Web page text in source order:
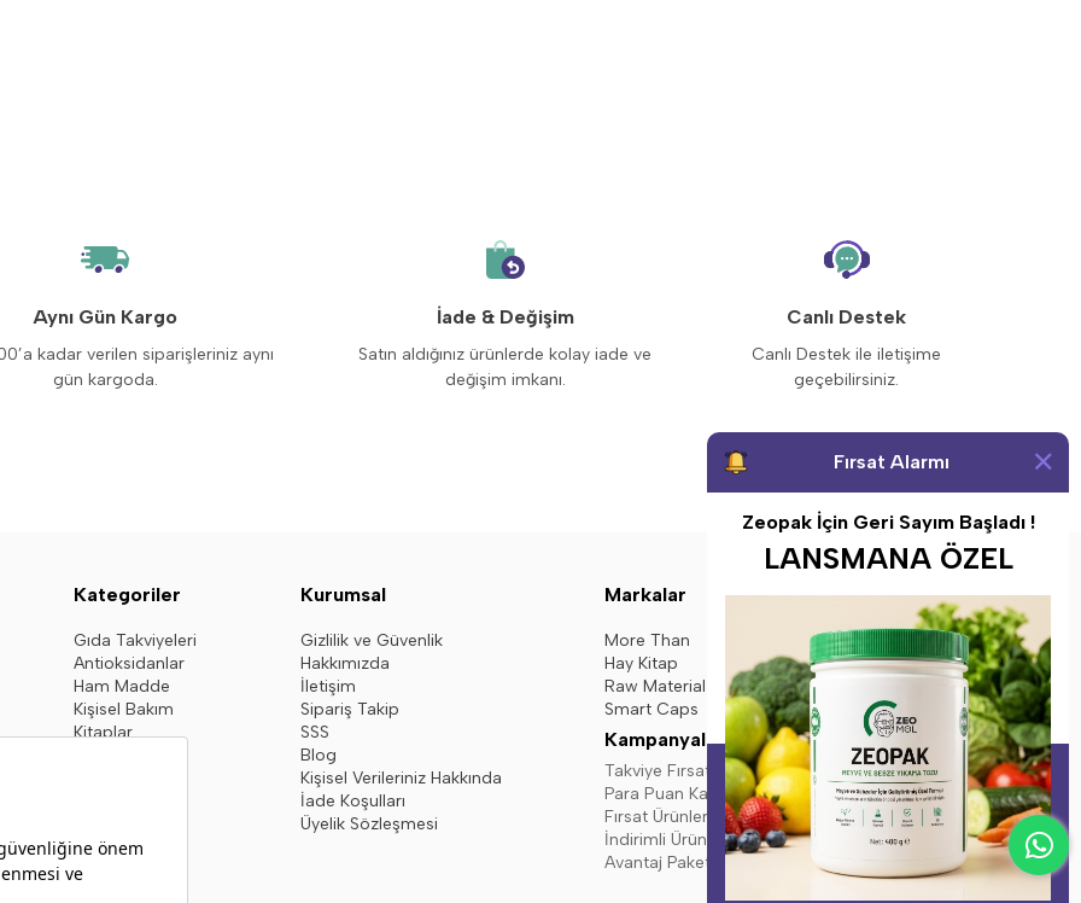
Aynı Gün Kargo
kadar verilen siparişleriniz aynı
gün kargoda.
İade & Değişim
Satın aldığınız ürünlerde kolay iade ve
değişim imkanı.
Canlı Destek
Canlı Destek ile iletişime
geçebilirsiniz.
Kategoriler
Gıda Takviyeleri
Antioksidanlar
Ham Madde
Kişisel Bakım
Kitaplar
Kurumsal
Gizlilik ve Güvenlik
Hakkımızda
İletişim
Sipariş Takip
SSS
Blog
Kişisel Verileriniz Hakkında
İade Koşulları
Üyelik Sözleşmesi
Markalar
More Than
Hay Kitap
Raw Material
Smart Caps
Kampanyalar
Takviye Fırsatları
Para Puan Kampanyası
Fırsat Ürünleri
İndirimli Ürünler
Avantaj Paketleri
Bizi Takip Edin
Instagram
Facebook
Fırsat Alarmı
Zeopak İçin Geri Sayım Başladı !
LANSMANA ÖZEL